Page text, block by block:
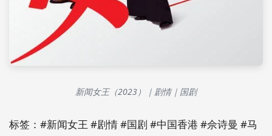
新闻女王（2023）｜剧情｜国剧
标签：#新闻女王 #剧情 #国剧 #中国香港 #佘诗曼 #马